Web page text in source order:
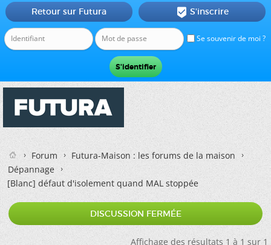
Se souvenir de moi ?
Retour sur Futura  S'inscrire
Forum
Futura-Maison : les forums de la maison
Dépannage
[Blanc]défaut d'isolement quand MAL stoppée
DISCUSSION FERMÉE
Affichage des résultats 1 à 1 sur 1